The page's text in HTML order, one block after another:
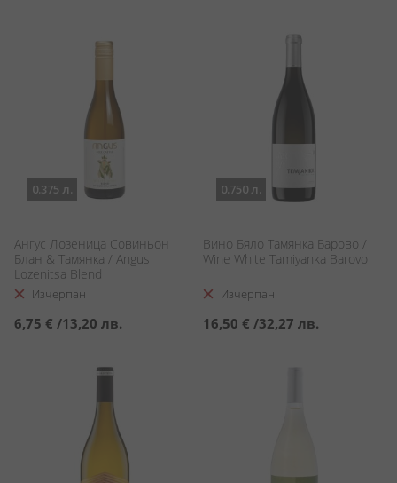
0.375 л.
Ангус Лозеница Совиньон
Блан & Тамянка / Angus
Lozenitsa Blend
Изчерпан
6,75 € /13,20 лв.
0.750 л.
Вино Бяло Тамянка Барово /
Wine White Tamiyanka Barovo
Изчерпан
16,50 € /32,27 лв.